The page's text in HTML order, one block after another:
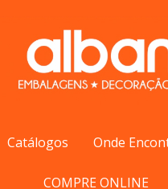
Catálogos Onde
COMPRE ONLINE